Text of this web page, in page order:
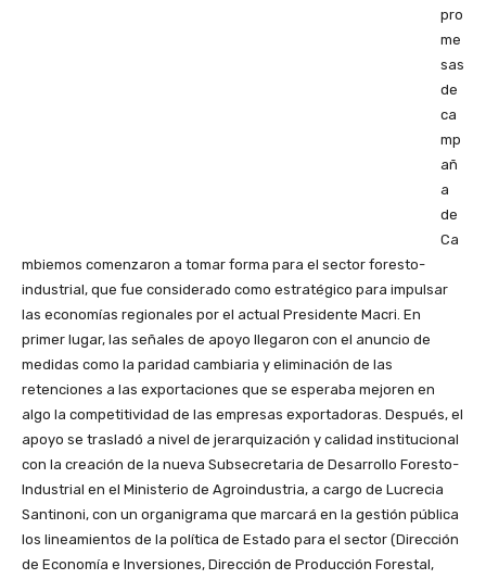
pro
me
sas
de
ca
mp
añ
a
de
Ca
mbiemos comenzaron a tomar forma para el sector foresto-
industrial, que fue considerado como estratégico para impulsar
las economías regionales por el actual Presidente Macri. En
primer lugar, las señales de apoyo llegaron con el anuncio de
medidas como la paridad cambiaria y eliminación de las
retenciones a las exportaciones que se esperaba mejoren en
algo la competitividad de las empresas exportadoras. Después, el
apoyo se trasladó a nivel de jerarquización y calidad institucional
con la creación de la nueva Subsecretaria de Desarrollo Foresto-
Industrial en el Ministerio de Agroindustria, a cargo de Lucrecia
Santinoni, con un organigrama que marcará en la gestión pública
los lineamientos de la política de Estado para el sector (Dirección
de Economía e Inversiones, Dirección de Producción Forestal,